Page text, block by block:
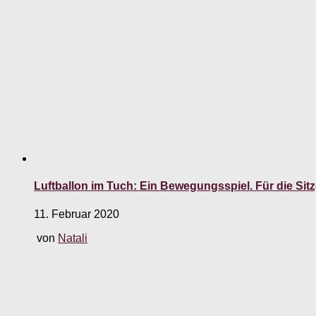
Luftballon im Tuch: Ein Bewegungsspiel. Für die
11. Februar 2020
von Natali